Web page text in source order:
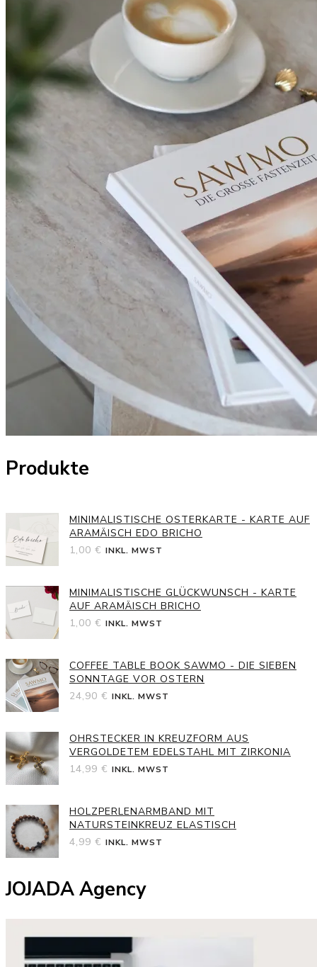
Produkte
MINIMALISTISCHE OSTERKARTE - KARTE AUF
ARAMÄISCH EDO BRICHO
1,00 € INKL. MWST
MINIMALISTISCHE GLÜCKWUNSCH - KARTE
AUF ARAMÄISCH BRICHO
1,00 € INKL. MWST
COFFEE TABLE BOOK SAWMO - DIE SIEBEN
SONNTAGE VOR OSTERN
24,90 € INKL. MWST
OHRSTECKER IN KREUZFORM AUS
VERGOLDETEM EDELSTAHL MIT ZIRKONIA
14,99 € INKL. MWST
HOLZPERLENARMBAND MIT
NATURSTEINKREUZ ELASTISCH
4,99 € INKL. MWST
JOJADA Agency